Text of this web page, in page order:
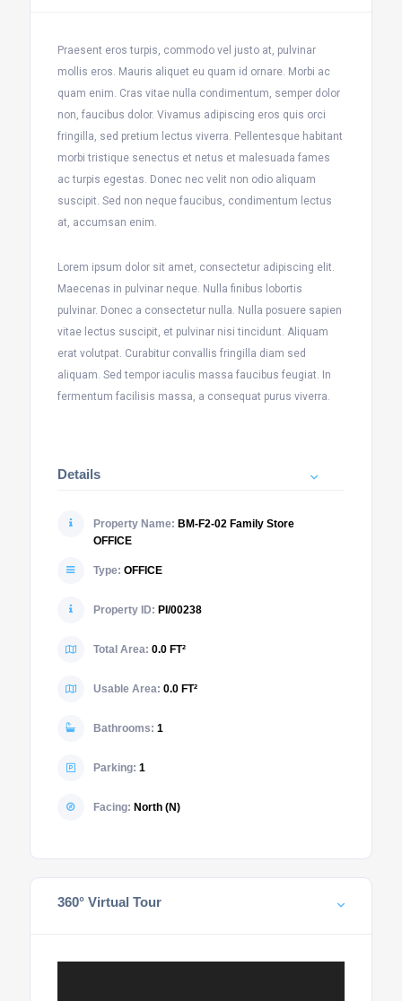
Praesent eros turpis, commodo vel justo at, pulvinar
mollis eros. Mauris aliquet eu quam id ornare. Morbi ac
quam enim. Cras vitae nulla condimentum, semper dolor
non, faucibus dolor. Vivamus adipiscing eros quis orci
fringilla, sed pretium lectus viverra. Pellentesque habitant
morbi tristique senectus et netus et malesuada fames
ac turpis egestas. Donec nec velit non odio aliquam
suscipit. Sed non neque faucibus, condimentum lectus
at, accumsan enim.
Lorem ipsum dolor sit amet, consectetur adipiscing elit.
Maecenas in pulvinar neque. Nulla finibus lobortis
pulvinar. Donec a consectetur nulla. Nulla posuere sapien
vitae lectus suscipit, et pulvinar nisi tincidunt. Aliquam
erat volutpat. Curabitur convallis fringilla diam sed
aliquam. Sed tempor iaculis massa faucibus feugiat. In
fermentum facilisis massa, a consequat purus viverra.
Details
Property Name: BM-F2-02 Family Store
OFFICE
Type: OFFICE
Property ID: PI/00238
Total Area: 0.0 FT²
Usable Area: 0.0 FT²
Bathrooms: 1
Parking: 1
Facing: North (N)
360° Virtual Tour